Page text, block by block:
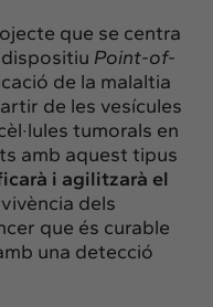
que se centra
Point-of-
de la malaltia
de les vesícules
tumorals en
amb aquest tipus
i agilitzarà el
dels
que és curable
una detecció